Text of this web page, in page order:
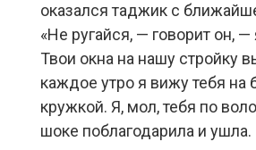
оказался таджик с
«Не ругайся, — говорит он, —
Твои окна на нашу стройку
каждое утро я вижу тебя на
кружкой. Я, мол, тебя по
шоке поблагодарила и ушла.